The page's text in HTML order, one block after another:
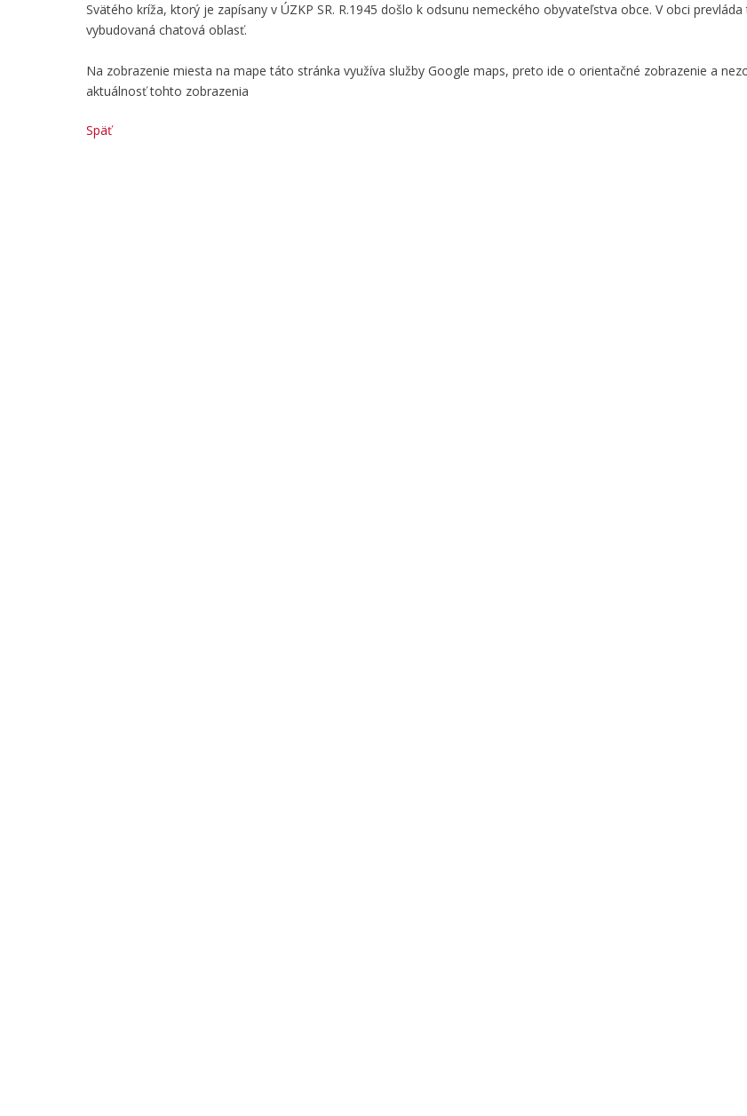
Svätého kríža, ktorý je zapísany v ÚZKP SR. R.1945 došlo k odsunu nemeckého obyvateľstva obce. V obci
vybudovaná chatová oblasť.
Na zobrazenie miesta na mape táto stránka využíva služby Google maps, preto ide o orientačné zobrazenie a
aktuálnosť tohto zobrazenia
Späť